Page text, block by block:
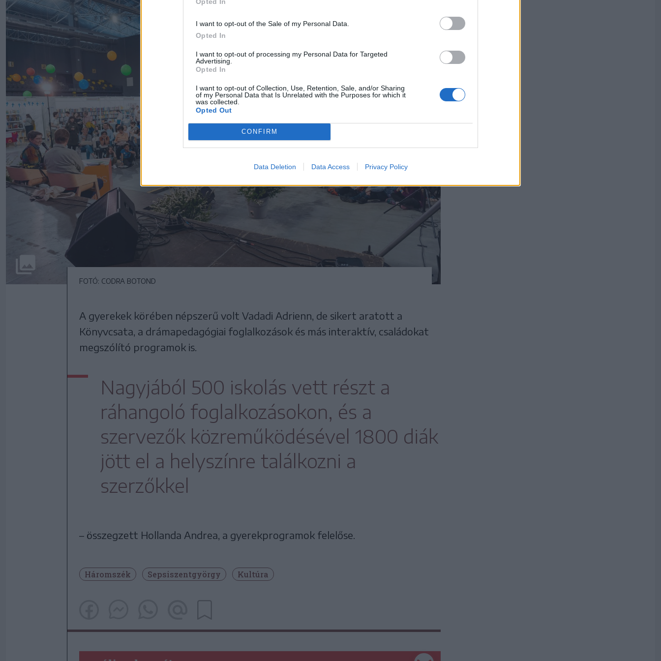
I want to opt-out of the Sale of my Personal Data.
Opted In
I want to opt-out of processing my Personal Data for Targeted
Advertising.
Opted In
I want to opt-out of Collection, Use, Retention, Sale, and/or Sharing
of my Personal Data that Is Unrelated with the Purposes for which it
was collected.
Opted Out
CONFIRM
Data Deletion Data Access Privacy Policy
FOTÓ: CODRA BOTOND
A gyerekek körében népszerű volt Vadadi Adrienn, de sikert aratott a
Könyvcsata, a drámapedagógiai foglalkozások és más interaktív, családokat
megszólító programok is.
Nagyjából 500 iskolás vett részt a
ráhangoló foglalkozásokon, és a
szervezők közreműködésével 1800 diák
jött el a helyszínre találkozni a
szerzőkkel
– összegzett Hollanda Andrea, a gyerekprogramok felelőse.
Háromszék Sepsiszentgyörgy Kultúra